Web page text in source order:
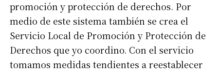
promoción y protección de derechos. Por
medio de este sistema también se crea el
Servicio Local de Promoción y Protección de
Derechos que yo coordino. Con el servicio
tomamos medidas tendientes a reestablecer